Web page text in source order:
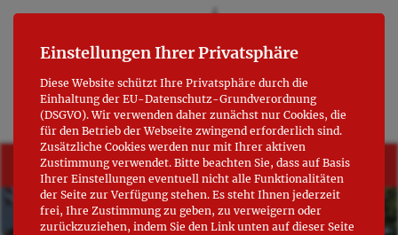
+++ Kabarett zum Denkmaltag 13.09.2026 (Vorverkauf ab August
2026) +++
Einstellungen Ihrer Privatsphäre
Diese Website schützt Ihre Privatsphäre durch die
Einhaltung der EU-Datenschutz-Grundverordnung
(DSGVO). Wir verwenden daher zunächst nur Cookies, die
für den Betrieb der Webseite zwingend erforderlich sind.
Zusätzliche Cookies werden nur mit Ihrer aktiven
Zustimmung verwendet. Bitte beachten Sie, dass auf Basis
Ihrer Einstellungen eventuell nicht alle Funktionalitäten
der Seite zur Verfügung stehen. Es steht Ihnen jederzeit
frei, Ihre Zustimmung zu geben, zu verweigern oder
zurückzuziehen, indem Sie den Link unten auf dieser Seite